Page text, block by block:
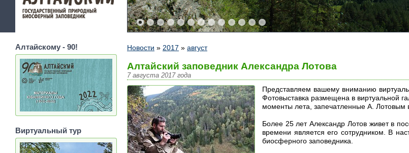
Новости » 2017 » август
Алтайский заповедник Александра Лотова
7 августа 2017 года
Представляем вашему вниманию
Фотовыставка размещена в виртуальной
моменты лета, запечатленные А. Лотовым
Более 25 лет Александр Лотов живет в
времени является его сотрудником. В
биосферного заповедника.
Алтайскому - 90!
Виртуальный тур